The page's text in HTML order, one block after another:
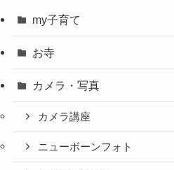
my子育て
お寺
カメラ・写真
カメラ講座
ニューボーンフォト